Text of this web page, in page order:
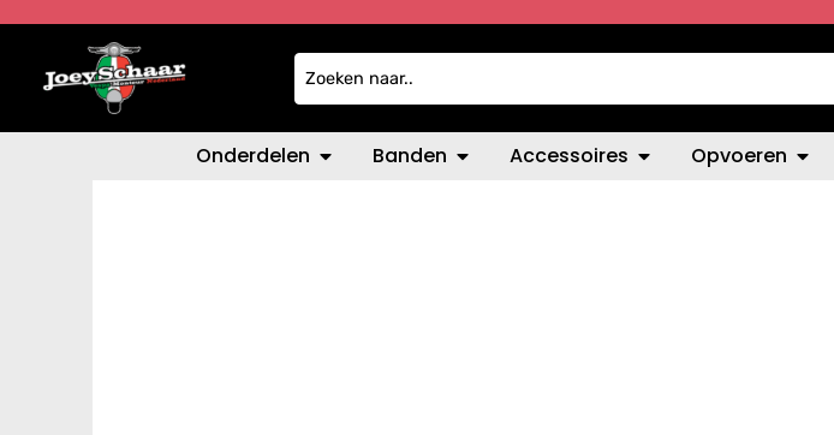
Onderdelen Banden Accessoires Opvoeren